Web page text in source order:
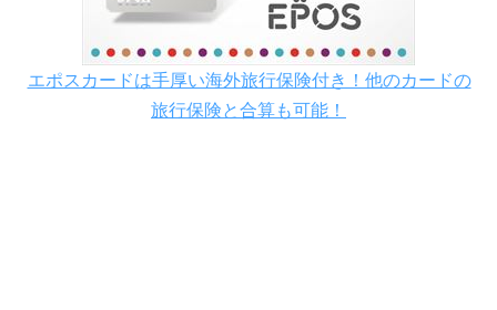
エポスカードは手厚い海外旅行保険付き！他のカードの
旅行保険と合算も可能！